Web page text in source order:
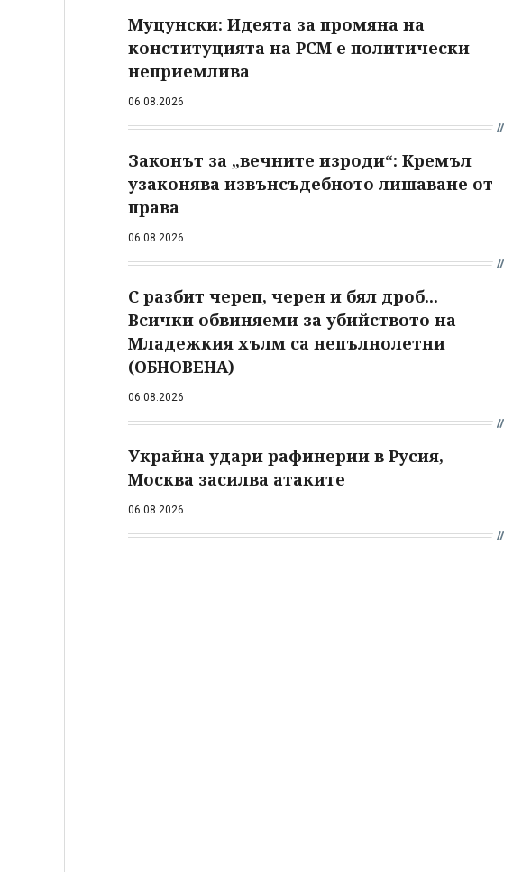
Муцунски: Идеята за промяна на
конституцията на РСМ е политически
неприемлива
06.08.2026
Законът за „вечните изроди“: Кремъл
узаконява извънсъдебното лишаване от
права
06.08.2026
С разбит череп, черен и бял дроб...
Всички обвиняеми за убийството на
Младежкия хълм са непълнолетни
(ОБНОВЕНА)
06.08.2026
Украйна удари рафинерии в Русия,
Москва засилва атаките
06.08.2026